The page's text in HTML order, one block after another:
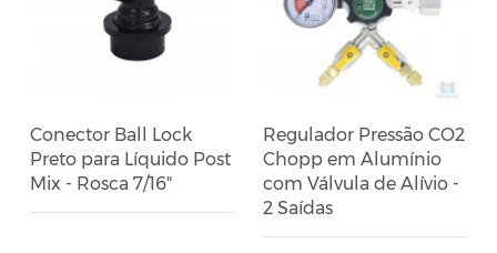
Conector Ball Lock
Preto para Líquido Post
Mix - Rosca 7/16"
Regulador Pressão CO2
Chopp em Alumínio
com Válvula de Alívio -
2 Saídas